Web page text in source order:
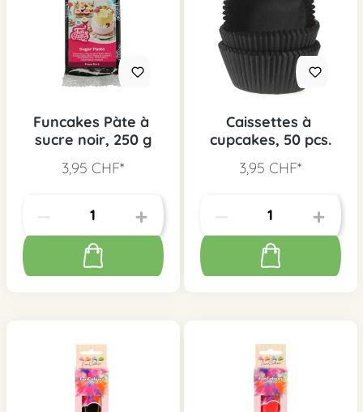
Funcakes Pàte à
sucre noir, 250 g
3,95 CHF*
Caissettes à
cupcakes, 50 pcs.
3,95 CHF*